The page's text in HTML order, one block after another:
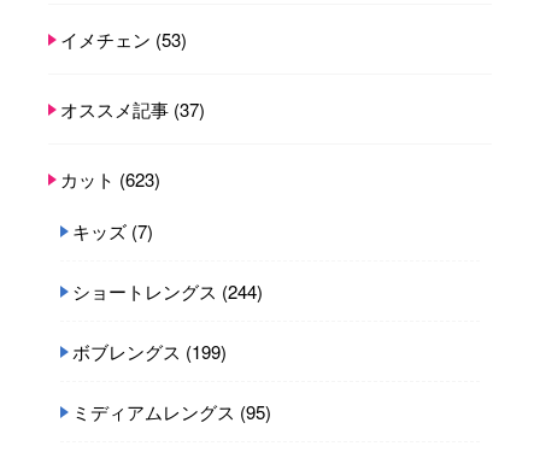
イメチェン (53)
オススメ記事 (37)
カット (623)
キッズ (7)
ショートレングス (244)
ボブレングス (199)
ミディアムレングス (95)